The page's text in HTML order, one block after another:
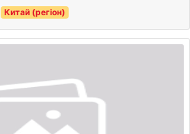
Китай (регіон)